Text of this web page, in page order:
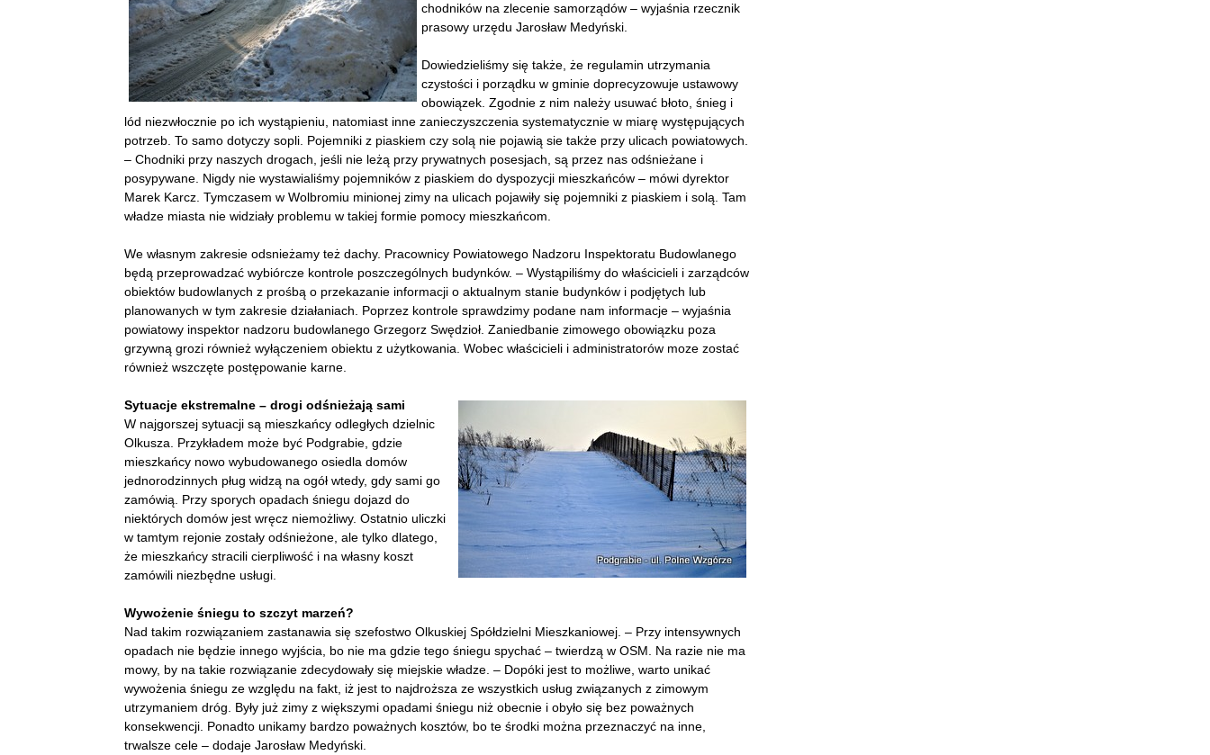
chodników na zlecenie samorządów – wyjaśnia rzecznik
prasowy urzędu Jarosław Medyński.
Dowiedzieliśmy się także, że regulamin utrzymania
czystości i porządku w gminie doprecyzowuje ustawowy
obowiązek. Zgodnie z nim należy usuwać błoto, śnieg i
lód niezwłocznie po ich wystąpieniu, natomiast inne zanieczyszczenia systematycznie w miarę występujących
potrzeb. To samo dotyczy sopli. Pojemniki z piaskiem czy solą nie pojawią sie także przy ulicach powiatowych.
– Chodniki przy naszych drogach, jeśli nie leżą przy prywatnych posesjach, są przez nas odśnieżane i
posypywane. Nigdy nie wystawialiśmy pojemników z piaskiem do dyspozycji mieszkańców – mówi dyrektor
Marek Karcz. Tymczasem w Wolbromiu minionej zimy na ulicach pojawiły się pojemniki z piaskiem i solą. Tam
władze miasta nie widziały problemu w takiej formie pomocy mieszkańcom.
We własnym zakresie odsnieżamy też dachy. Pracownicy Powiatowego Nadzoru Inspektoratu Budowlanego
będą przeprowadzać wybiórcze kontrole poszczególnych budynków. – Wystąpiliśmy do właścicieli i zarządców
obiektów budowlanych z prośbą o przekazanie informacji o aktualnym stanie budynków i podjętych lub
planowanych w tym zakresie działaniach. Poprzez kontrole sprawdzimy podane nam informacje – wyjaśnia
powiatowy inspektor nadzoru budowlanego Grzegorz Swędzioł. Zaniedbanie zimowego obowiązku poza
grzywną grozi również wyłączeniem obiektu z użytkowania. Wobec właścicieli i administratorów moze zostać
również wszczęte postępowanie karne.
Sytuacje ekstremalne – drogi odśnieżają sami
W najgorszej sytuacji są mieszkańcy odległych dzielnic
Olkusza. Przykładem może być Podgrabie, gdzie
mieszkańcy nowo wybudowanego osiedla domów
jednorodzinnych pług widzą na ogół wtedy, gdy sami go
zamówią. Przy sporych opadach śniegu dojazd do
niektórych domów jest wręcz niemożliwy. Ostatnio uliczki
w tamtym rejonie zostały odśnieżone, ale tylko dlatego,
że mieszkańcy stracili cierpliwość i na własny koszt
zamówili niezbędne usługi.
Wywożenie śniegu to szczyt marzeń?
Nad takim rozwiązaniem zastanawia się szefostwo Olkuskiej Spółdzielni Mieszkaniowej. – Przy intensywnych
opadach nie będzie innego wyjścia, bo nie ma gdzie tego śniegu spychać – twierdzą w OSM. Na razie nie ma
mowy, by na takie rozwiązanie zdecydowały się miejskie władze. – Dopóki jest to możliwe, warto unikać
wywożenia śniegu ze względu na fakt, iż jest to najdroższa ze wszystkich usług związanych z zimowym
utrzymaniem dróg. Były już zimy z większymi opadami śniegu niż obecnie i obyło się bez poważnych
konsekwencji. Ponadto unikamy bardzo poważnych kosztów, bo te środki można przeznaczyć na inne,
trwalsze cele – dodaje Jarosław Medyński.